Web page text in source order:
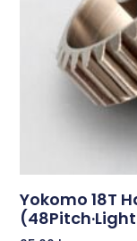
Yokomo 18T